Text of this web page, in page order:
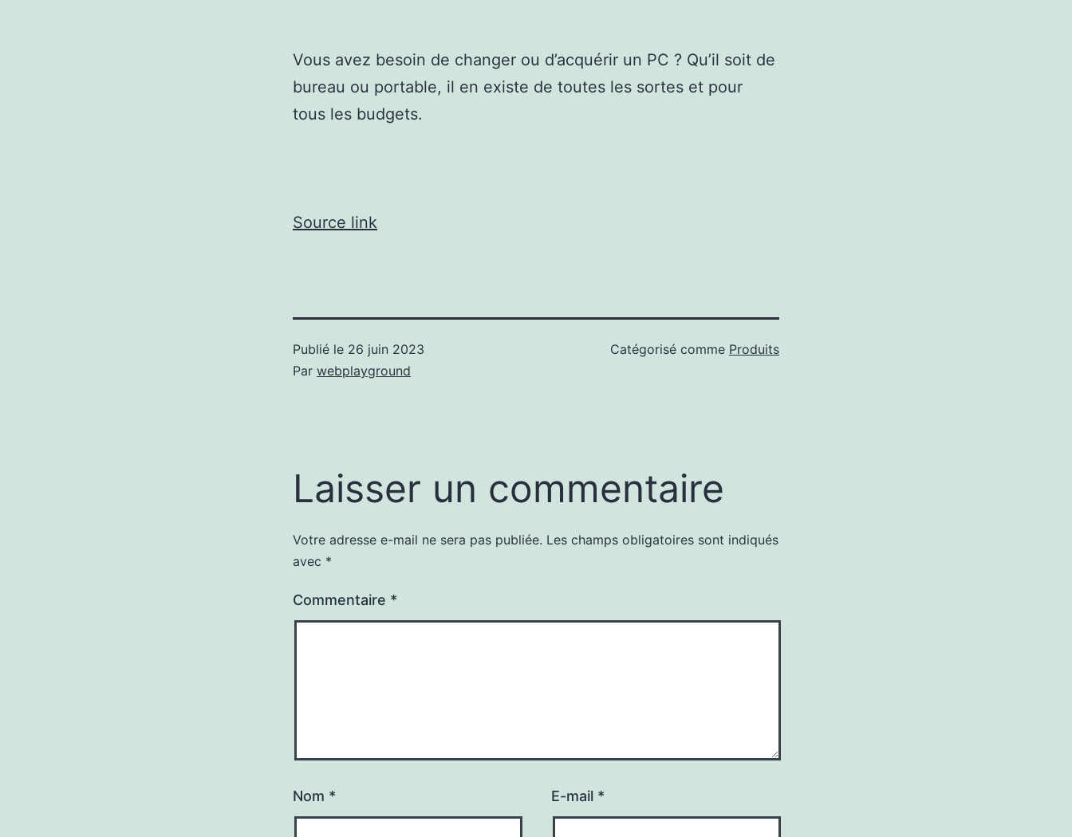
Vous avez besoin de changer ou d’acquérir un PC ? Qu’il soit de
bureau ou portable, il en existe de toutes les sortes et pour
tous les budgets.
Source link
Publié le 26 juin 2023
Par webplayground
Catégorisé comme Produits
Laisser un commentaire
Votre adresse e-mail ne sera pas publiée. Les champs obligatoires sont indiqués
avec *
Commentaire *
Nom * E-mail *